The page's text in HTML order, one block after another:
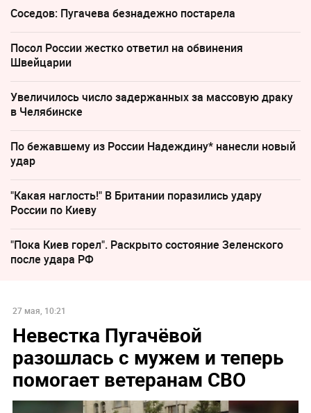
Соседов: Пугачева безнадежно постарела
Посол России жестко ответил на обвинения
Швейцарии
Увеличилось число задержанных за массовую драку
в Челябинске
По бежавшему из России Надеждину* нанесли новый
удар
"Какая наглость!" В Британии поразились удару
России по Киеву
"Пока Киев горел". Раскрыто состояние Зеленского
после удара РФ
27 мая, 10:21
Невестка Пугачёвой
разошлась с мужем и теперь
помогает ветеранам СВО